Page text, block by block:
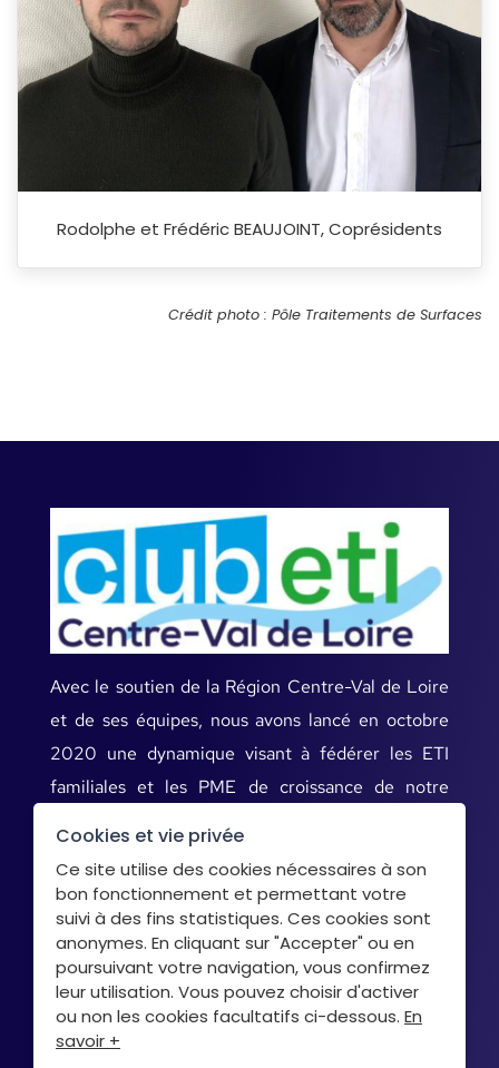
Rodolphe et Frédéric BEAUJOINT, Coprésidents
Crédit photo : Pôle Traitements de Surfaces
Avec le soutien de la Région Centre-Val de Loire
et de ses équipes, nous avons lancé en octobre
2020 une dynamique visant à fédérer les ETI
familiales et les PME de croissance de notre
Mentions légales
Données personnelles
Cookies
Cookies et vie privée
Ce site utilise des cookies nécessaires à son
bon fonctionnement et permettant votre
suivi à des fins statistiques. Ces cookies sont
anonymes. En cliquant sur "Accepter" ou en
poursuivant votre navigation, vous confirmez
leur utilisation. Vous pouvez choisir d'activer
ou non les cookies facultatifs ci-dessous. En
savoir +